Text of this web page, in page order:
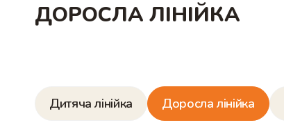
ДОРОСЛА ЛІНІЙКА
Дитяча лінійка Доросла лінійка